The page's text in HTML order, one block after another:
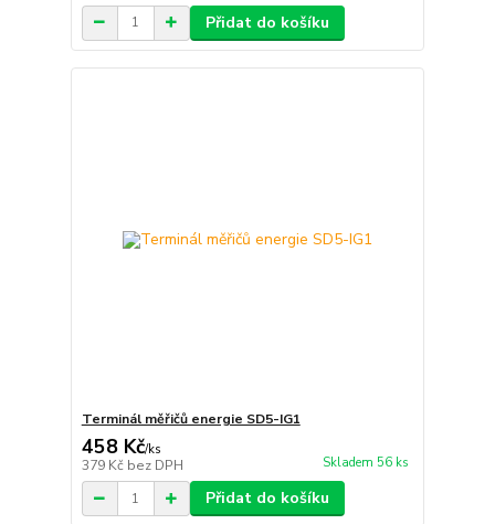
Přidat do košíku
Terminál měřičů energie SD5-IG1
458 Kč/ks
379 Kč bez DPH Skladem 56 ks
Přidat do košíku